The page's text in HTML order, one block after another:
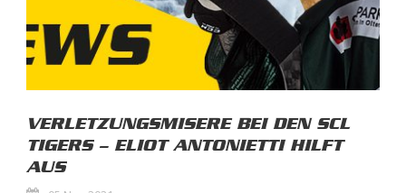
VERLETZUNGSMISERE BEI DEN SCL
TIGERS – ELIOT ANTONIETTI HILFT
AUS